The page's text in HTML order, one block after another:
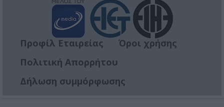
Προφίλ Εταιρείας
Όροι χρήσης
Πολιτική Απορρήτου
Δήλωση συμμόρφωσης